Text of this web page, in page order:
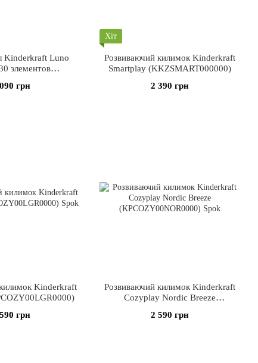
Kinderkraft Luno
элементов
грн
Хіт
Розвиваючий килимок Kinderkraft
Smartplay (KKZSMART000000)
2 390 грн
Kinderkraft
грн
Розвиваючий килимок Kinderkraft
Cozyplay Nordic Breeze
2 590 грн